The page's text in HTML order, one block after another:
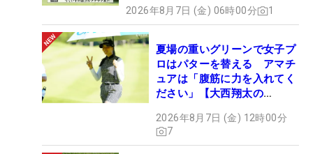
2026年8月7日 (金) 06時00分 1
夏場の重いグリーンで女子プ
ロはパターを替える アマチ
ュアは「腹筋に力を入れてく
ださい」【大西翔太の
2026年8月7日 (金) 12時00分
7